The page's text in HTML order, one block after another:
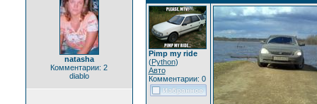
natasha
Комментарии: 2
diablo
Pimp my ride
(Python)
Авто
Комментарии: 0